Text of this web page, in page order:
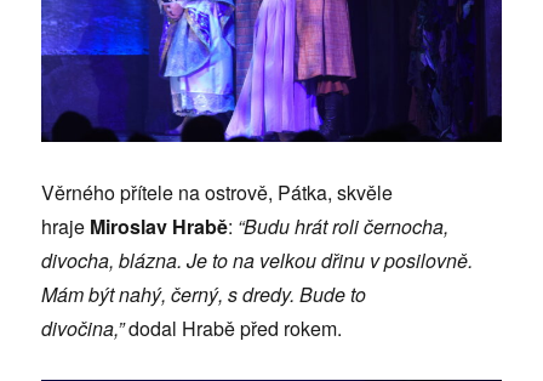
Věrného přítele na ostrově, Pátka, skvěle
hraje Miroslav Hrabě: “Budu hrát roli černocha,
divocha, blázna. Je to na velkou dřinu v posilovně.
Mám být nahý, černý, s dredy. Bude to
divočina,”dodal Hrabě před rokem.